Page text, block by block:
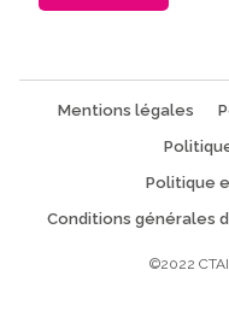
Mentions légales
Politique
Conditions générales
©2022